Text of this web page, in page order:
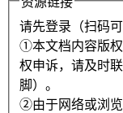
请先登录（扫码
①本文档内容版
权申诉，请及时
脚）。
②由于网络或浏